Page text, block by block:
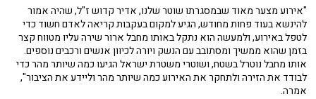
"אירוע מצער מאוד שבמסגרתו שוטר שלנו, אדיר קדוש ז"ל, שהיה אמור
להינשא בעוד פחות מחודש, הגיע למקום בעקבות קריאה לאדם חשוד כדי
לטפל באירוע, ולמעשה הוא נתקל באותו מחבל ארור שירה עליו מטווח קצר
בזמן שהוא ממשיך ומסתובב עם הנשק ויורה לכיוון אנשים ורכבים נוספים.
אותו מחבל נוטרל בשטח, ושוטרי משטרת ישראל הגיעו כמה שיותר מהר כדי
לבודד את הזירה ולתחקר את האירוע כמה שיותר מהר וליידע את הציבור",
אמרה.